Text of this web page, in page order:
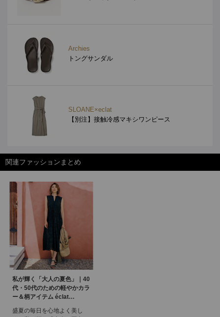
Archies
トングサンダル
SLOANE×eclat
【別注】接触冷感マキシワンピース
関連ファッションまとめ
私が輝く「大人の夏色」｜40
代・50代のための軽やかカラ
ー＆柄アイテム éclat
盛夏の毎日を心地よく美し